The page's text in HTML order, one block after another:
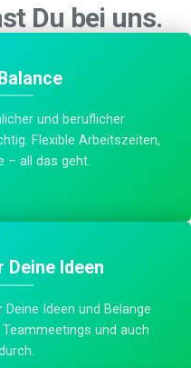
Du bei uns.
und beruflicher
Flexible Arbeitszeiten,
– all das geht.
Deine Ideen
Ideen und Belange
und auch